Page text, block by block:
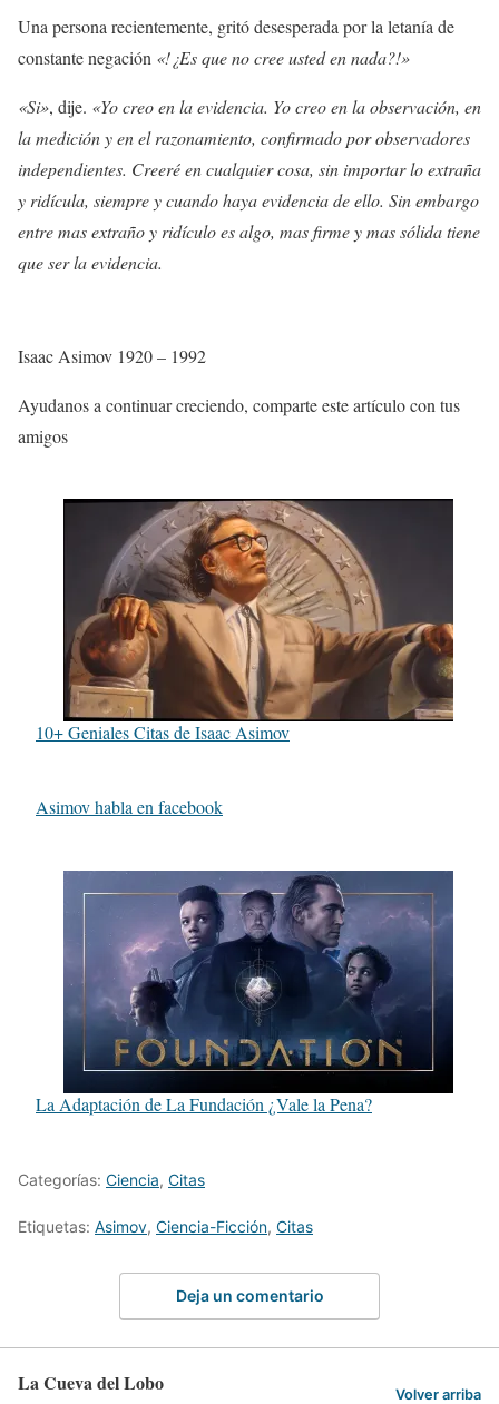
Una persona recientemente, gritó desesperada por la letanía de
constante negación «!¿Es que no cree usted en nada?!»
«Si», dije. «Yo creo en la evidencia. Yo creo en la observación, en
la medición y en el razonamiento, confirmado por observadores
independientes. Creeré en cualquier cosa, sin importar lo extraña
y ridícula, siempre y cuando haya evidencia de ello. Sin embargo
entre mas extraño y ridículo es algo, mas firme y mas sólida tiene
que ser la evidencia.
Isaac Asimov 1920 – 1992
Ayudanos a continuar creciendo, comparte este artículo con tus
amigos
10+ Geniales Citas de Isaac Asimov
Asimov habla en facebook
La Adaptación de La Fundación ¿Vale la Pena?
Categorías: Ciencia, Citas
Etiquetas: Asimov, Ciencia-Ficción, Citas
Deja un comentario
La Cueva del Lobo Volver arriba